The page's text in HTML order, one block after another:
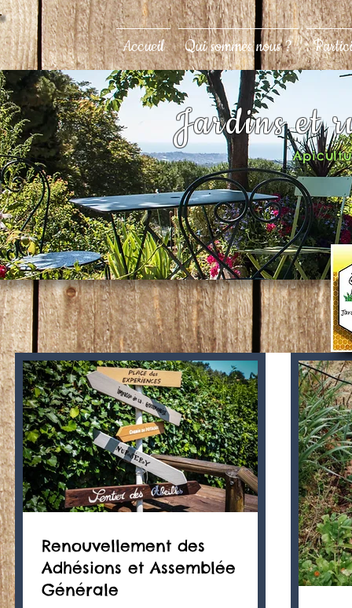
Renouvellement des
Adhésions et Assemblée
Générale
Accueil Qui sommes nous ?
Jardins et